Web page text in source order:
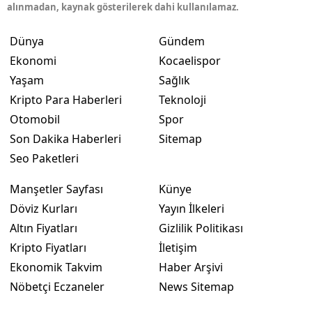
alınmadan, kaynak gösterilerek dahi kullanılamaz.
Dünya
Ekonomi
Yaşam
Kripto Para Haberleri
Otomobil
Son Dakika Haberleri
Seo Paketleri
Gündem
Kocaelispor
Sağlık
Teknoloji
Spor
Sitemap
Manşetler Sayfası
Döviz Kurları
Altın Fiyatları
Kripto Fiyatları
Ekonomik Takvim
Nöbetçi Eczaneler
Künye
Yayın İlkeleri
Gizlilik Politikası
İletişim
Haber Arşivi
News Sitemap